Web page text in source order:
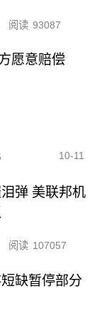
阅读 93087
愿意赔偿
10-11
弹 美联邦机
阅读 107057
缺暂停部分